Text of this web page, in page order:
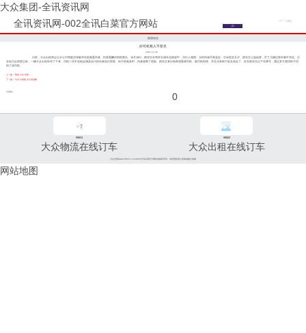
大众集团-全讯资讯网
全讯资讯网-002全讯白菜官方网站
集团动态
好司机救人不留名
2001-11-08
日前，大众出租营运七分公司驾驶员张敏华在抢救重伤者，拒收重酬后悄然离去。10月18日，路先生在驾车去浦东北路途中，与行人相撞。当时伤者浑身是血，生命危在旦夕。路先生心急如焚，拦了几辆过路车都不肯送。正
在他几近绝望之际，一辆大众出租车停了下来，司机二话不说抱起满是血污的伤者送往医院。由于抢救及时，伤者脱离了危险。路先生拿出钱来想重谢司机，被司机拒绝，并且没有留下姓名就走了。好在路先生记下车牌号，通过多方查找终于找
到了该司机。
上一篇：“我是‘大众’司机”
下一篇：“大众”大家庭 员工得温暖
分享到： 0
96811
大众物流在线订车
96822
大众出租在线订车
大众交通(www.96822.com)002全讯白菜官方网站的版权所有，未经授权禁止复制或建立镜像
网站地图